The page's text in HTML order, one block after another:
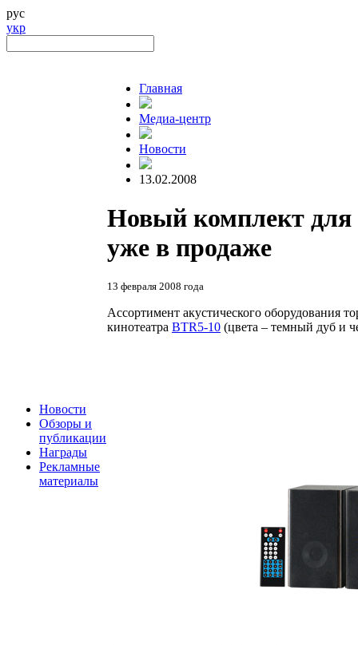
рус
укр
Новости
Обзоры и
публикации
Награды
Рекламные
материалы
Главная
Медиа-центр
Новости
13.02.2008
Новый комплект для
уже в продаже
13 февраля 2008 года
Ассортимент акустического оборудования
кинотеатра BTR5-10 (цвета – темный дуб и